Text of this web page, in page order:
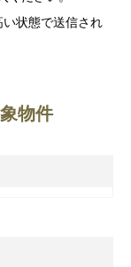
状態で送信され
物件